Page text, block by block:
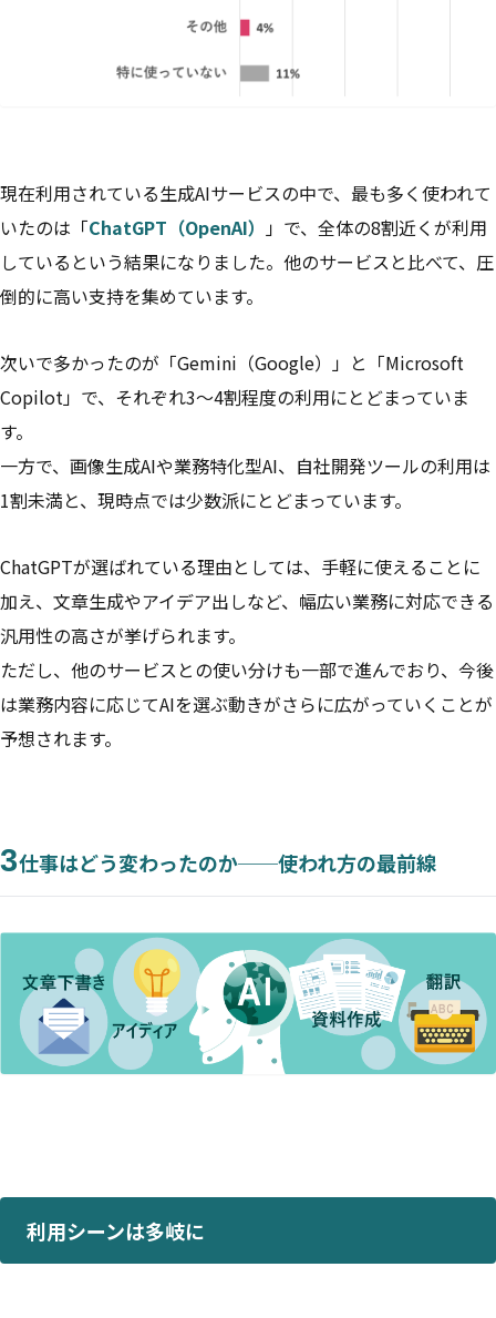
現在利用されている生成AIサービスの中で、最も多く使われて
いたのは「ChatGPT（OpenAI） 」で、全体の8割近くが利用
しているという結果になりました。他のサービスと比べて、圧
倒的に高い支持を集めています。
次いで多かったのが「Gemini（Google）」と「Microsoft
Copilot」で、それぞれ3〜4割程度の利用にとどまっていま
す。
一方で、画像生成AIや業務特化型AI、自社開発ツールの利用は
1割未満と、現時点では少数派にとどまっています。
ChatGPTが選ばれている理由としては、手軽に使えることに
加え、文章生成やアイデア出しなど、幅広い業務に対応できる
汎用性の高さが挙げられます。
ただし、他のサービスとの使い分けも一部で進んでおり、今後
は業務内容に応じてAIを選ぶ動きがさらに広がっていくことが
予想されます。
3仕事はどう変わったのか──使われ方の最前線
利用シーンは多岐に